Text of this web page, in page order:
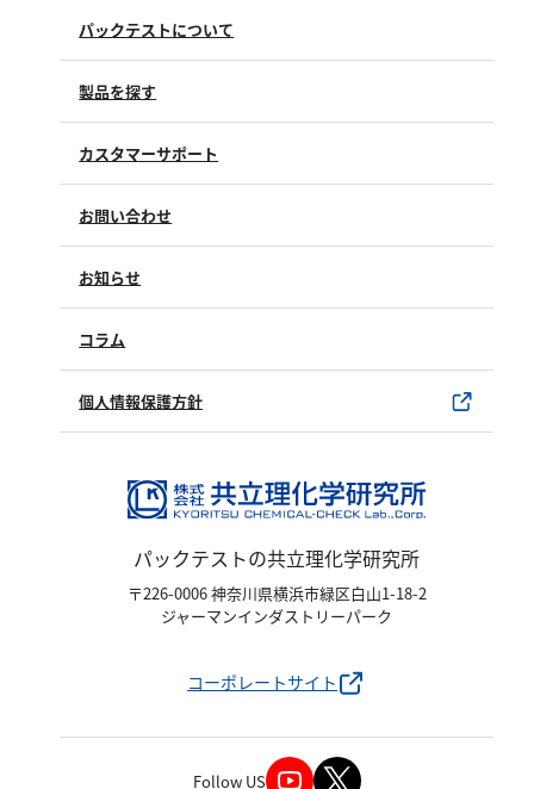
パックテストについて
製品を探す
カスタマーサポート
製品のご購入について
SDSについて
水銀使用製品について
該非判定書について
お問い合わせ
試薬サンプル
製品カタログ
お知らせ
コラム
個人情報保護方針
パックテストの共立理化学研究所
〒226-0006 神奈川県横浜市緑区白山1-18-2
ジャーマンインダストリーパーク
コーポレートサイト
Follow US
二酸化塩素
遊離残留塩素
総残留塩素
硫黄
硫化物（硫化水素）
亜硫酸
硫酸
窒素
アンモニウム
その他